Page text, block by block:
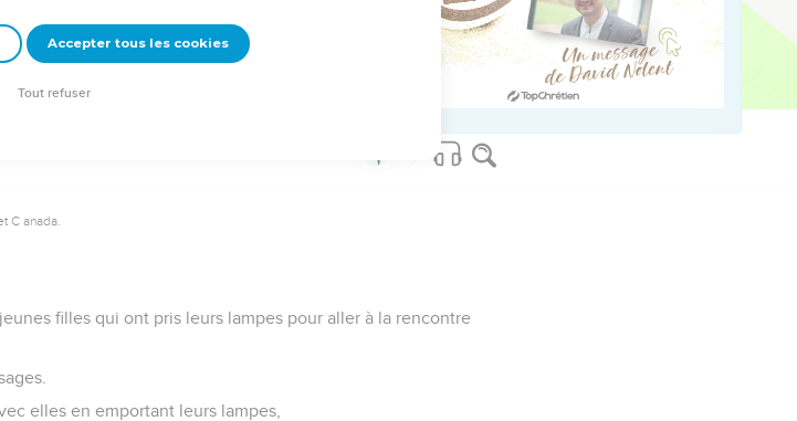
attend pas et à l'heure qu'il ne connaît pas.
des hypocrites : c'est là qu'il y aura des pleurs et des
C anada.
filles qui ont pris leurs lampes pour aller à la rencontre
elles en emportant leurs lampes,
Accepter tous les cookies
Tout refuser